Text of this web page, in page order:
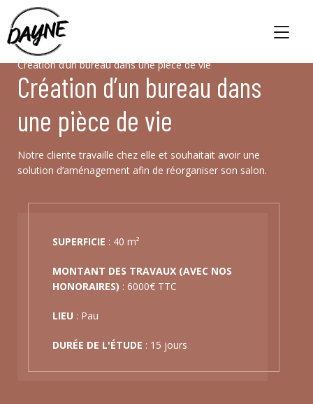
Accueil
Architecture d’intérieur
Maîtrise d’œuvre
Tous nos projets
Concept & équipe
#Dayne
Contact
Accueil
Création d’un bureau dans une pièce de vie
Création d’un bureau dans
une pièce de vie
Notre cliente travaille chez elle et souhaitait avoir une
solution d’aménagement afin de réorganiser son salon.
SUPERFICIE : 40 m²
MONTANT DES TRAVAUX (AVEC NOS
HONORAIRES) : 6000€ TTC
LIEU : Pau
DURÉE DE L'ÉTUDE : 15 jours